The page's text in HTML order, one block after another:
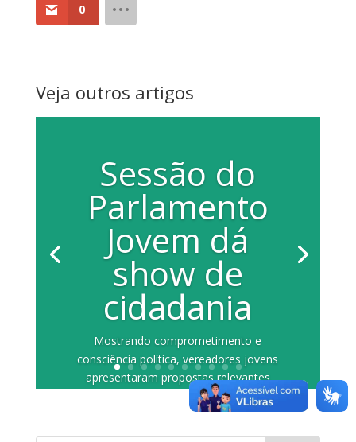
0
Veja outros artigos
Sessão do
Parlamento
Jovem dá
show de
cidadania
Mostrando comprometimento e
consciência política, vereadores jovens
apresentaram propostas relevantes
para a cidade...